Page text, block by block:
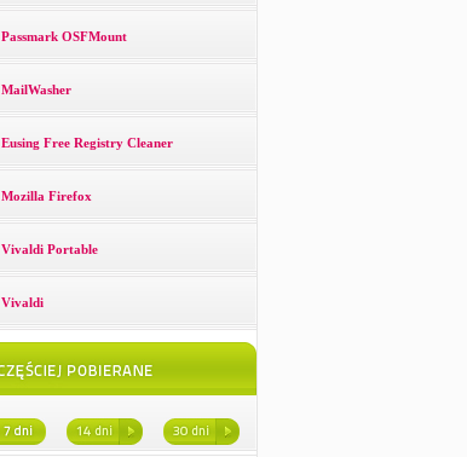
Passmark OSFMount
MailWasher
Eusing Free Registry Cleaner
Mozilla Firefox
Vivaldi Portable
Vivaldi